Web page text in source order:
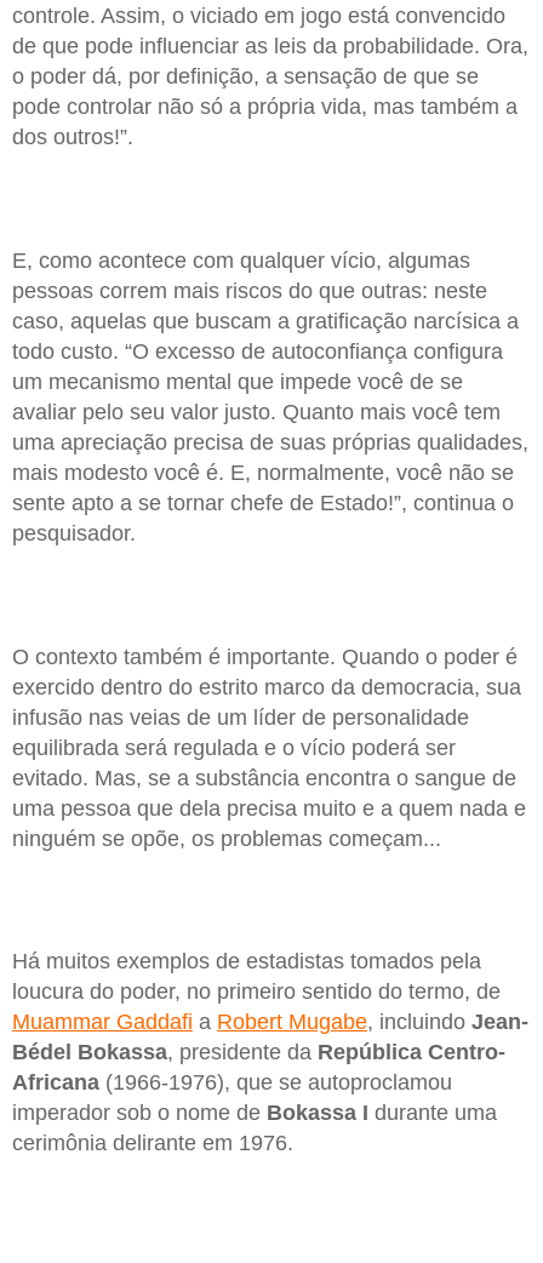
controle. Assim, o viciado em jogo está convencido
de que pode influenciar as leis da probabilidade. Ora,
o poder dá, por definição, a sensação de que se
pode controlar não só a própria vida, mas também a
dos outros!”.
E, como acontece com qualquer vício, algumas
pessoas correm mais riscos do que outras: neste
caso, aquelas que buscam a gratificação narcísica a
todo custo. “O excesso de autoconfiança configura
um mecanismo mental que impede você de se
avaliar pelo seu valor justo. Quanto mais você tem
uma apreciação precisa de suas próprias qualidades,
mais modesto você é. E, normalmente, você não se
sente apto a se tornar chefe de Estado!”, continua o
pesquisador.
O contexto também é importante. Quando o poder é
exercido dentro do estrito marco da democracia, sua
infusão nas veias de um líder de personalidade
equilibrada será regulada e o vício poderá ser
evitado. Mas, se a substância encontra o sangue de
uma pessoa que dela precisa muito e a quem nada e
ninguém se opõe, os problemas começam...
Há muitos exemplos de estadistas tomados pela
loucura do poder, no primeiro sentido do termo, de
Muammar Gaddafi a Robert Mugabe, incluindo Jean-
Bédel Bokassa, presidente da República Centro-
Africana (1966-1976), que se autoproclamou
imperador sob o nome de Bokassa I durante uma
cerimônia delirante em 1976.